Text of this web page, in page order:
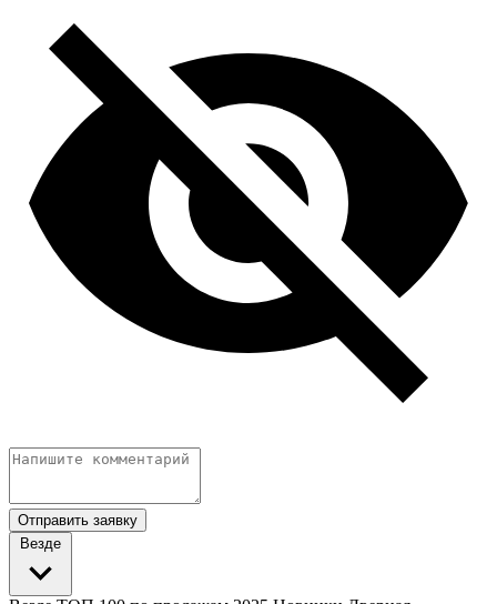
Отправить заявку
Везде